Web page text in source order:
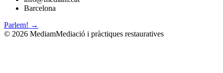
Barcelona
Parlem! →
© 2026 MediamMediació i pràctiques restauratives